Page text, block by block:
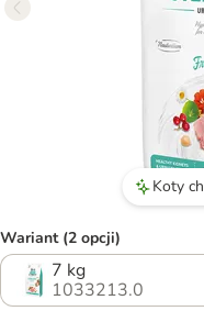
Wariant (2 opcji)
7 kg
1033213.0